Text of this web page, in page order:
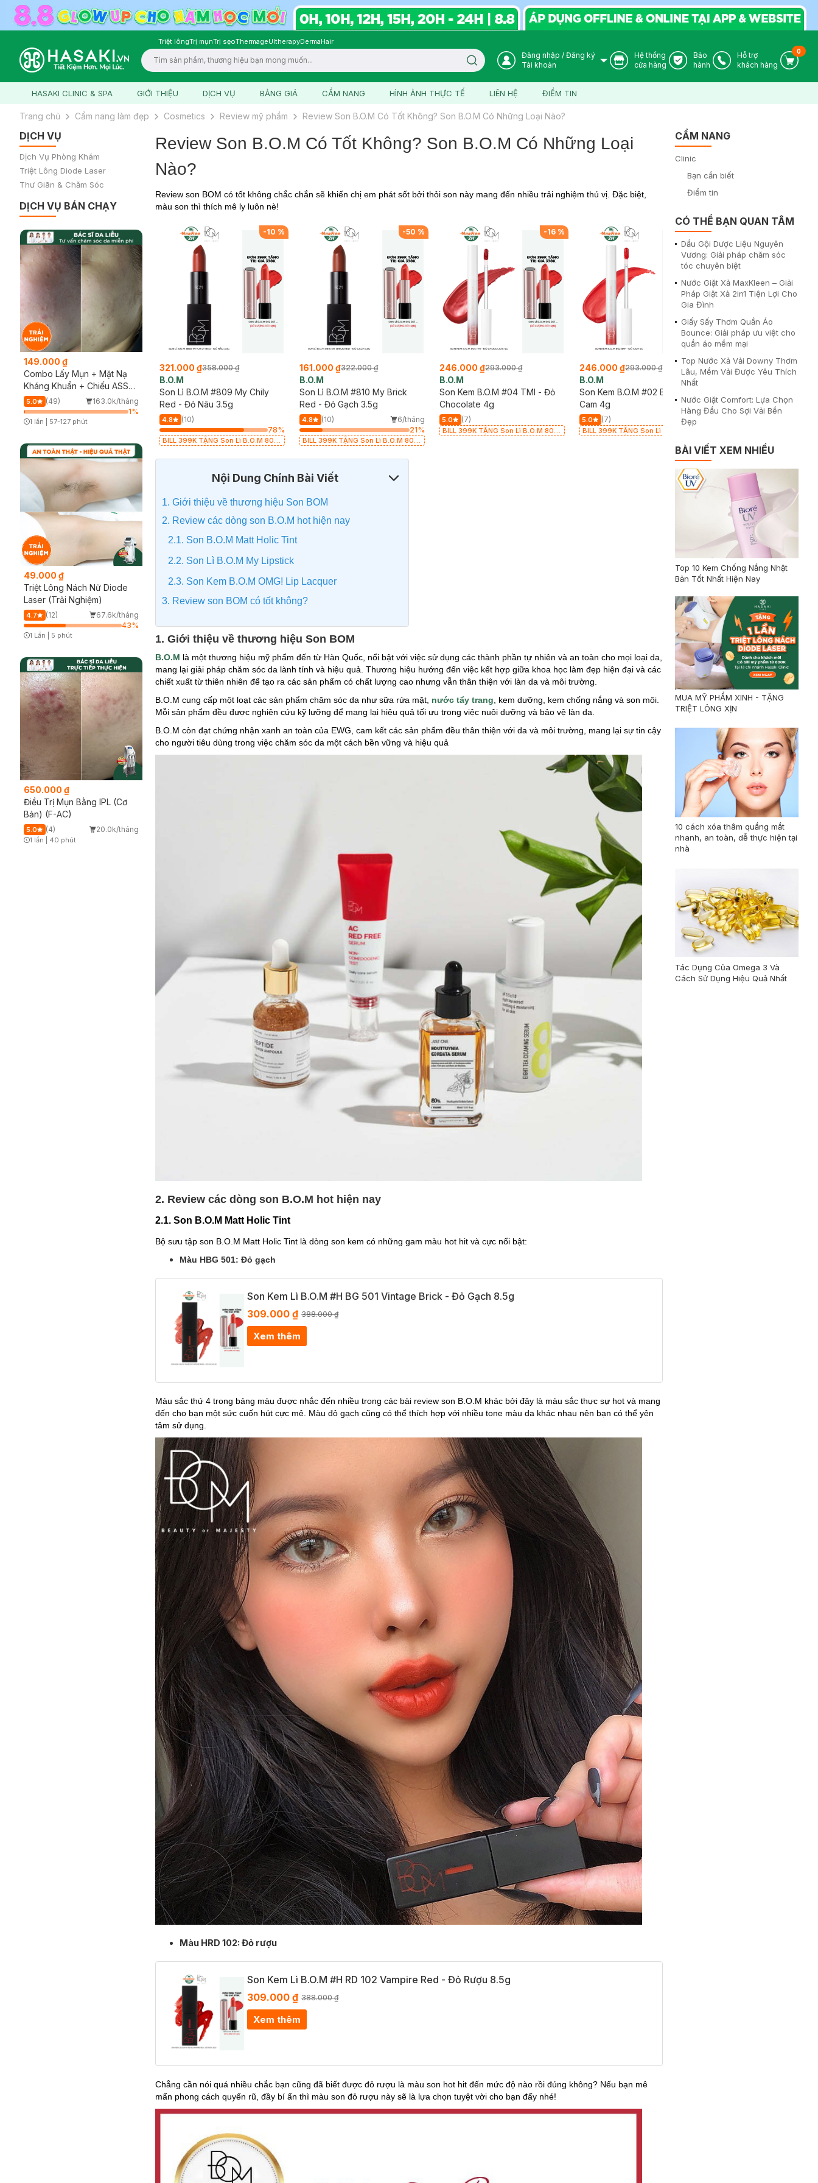
Triệt lôngTrị mụnTrị sẹoThermageUltherapyDermaHair
Logo
Search icon User Icon
Đăng nhập / Đăng ký
Tài khoản
Store Icon
Hệ thống
cửa hàng
Warranty Icon
Bảo
hành
Phone Icon
Hỗ trợ
khách hàng
Cart
0
HASAKI CLINIC & SPA GIỚI THIỆU DỊCH VỤ BẢNG GIÁ CẨM NANG HÌNH ẢNH THỰC TẾ LIÊN HỆ ĐIỂM TIN
Trang chủ Cẩm nang làm đẹp Cosmetics Review mỹ phẩm Review Son B.O.M Có Tốt Không? Son B.O.M Có Những Loại Nào?
DỊCH VỤ
Dịch Vụ Phòng Khám
Triệt Lông Diode Laser
Thư Giãn & Chăm Sóc
DỊCH VỤ BÁN CHẠY
149.000 ₫
Combo Lấy Mụn + Mặt Nạ
Kháng Khuẩn + Chiếu ASSH
(Trải nghiệm)
5.0 (49)
163.0k/tháng
1%
1 lần 57-127 phút
49.000 ₫
Triệt Lông Nách Nữ Diode
Laser (Trải Nghiệm)
4.7 (12)
67.6k/tháng
43%
1 Lần 5 phút
650.000 ₫
Điều Trị Mụn Bằng IPL (Cơ
Bản) (F-AC)
5.0 (4) 20.0k/tháng
Timer Gray Icon
1 lần 40 phút
Review Son B.O.M Có Tốt Không? Son B.O.M Có Những Loại
Nào?
Review son BOM có tốt không chắc chắn sẽ khiến chị em phát sốt bởi thỏi son này mang đến nhiều trải nghiệm thú vị. Đặc biệt,
màu son thì thích mê ly luôn nè!
-20%
309.000 ₫388.000 ₫
B.O.M
Son Kem Lì B.O.M #H RD 102
Vampire Red - Đỏ Rượu 8.5g
4.9
(14)
Đỏ Cherry 3.3g trị giá 378K (SL có
hạn)
-10 %
321.000 ₫358.000 ₫
B.O.M
Son Lì B.O.M #809 My Chily
Red - Đỏ Nâu 3.5g
4.8
(10)
78%
BILL 399K TẶNG Son Lì B.O.M 802
hạn)
-50 %
161.000 ₫322.000 ₫
B.O.M
Son Lì B.O.M #810 My Brick
Red - Đỏ Gạch 3.5g
4.8 (10)
6/tháng
21%
BILL 399K TẶNG Son Lì B.O.M 802
hạn)
-16 %
246.000 ₫293.000 ₫
B.O.M
Son Kem B.O.M #04 TMI - Đỏ
Chocolate 4g
5.0 (7)
BILL 399K TẶNG Son Lì B.O.M 802
-16%
246.000 ₫293.000 ₫
B.O.M
Son Kem B.O.M #02 BFF - Đỏ
Cam 4g
5.0 (7)
BILL 399K TẶNG Son Lì B.O.M 802
Nội Dung Chính Bài Viết
1. Giới thiệu về thương hiệu Son BOM
2. Review các dòng son B.O.M hot hiện nay
2.1. Son B.O.M Matt Holic Tint
2.2. Son Lì B.O.M My Lipstick
2.3. Son Kem B.O.M OMG! Lip Lacquer
3. Review son BOM có tốt không?
1. Giới thiệu về thương hiệu Son BOM
B.O.M là một thương hiệu mỹ phẩm đến từ Hàn Quốc, nổi bật với việc sử dụng các thành phần tự nhiên và an toàn cho mọi loại da,
mang lại giải pháp chăm sóc da lành tính và hiệu quả. Thương hiệu hướng đến việc kết hợp giữa khoa học làm đẹp hiện đại và các
chiết xuất từ thiên nhiên để tạo ra các sản phẩm có chất lượng cao nhưng vẫn thân thiện với làn da và môi trường.
B.O.M cung cấp một loạt các sản phẩm chăm sóc da như sữa rửa mặt, nước tẩy trang , kem dưỡng, kem chống nắng và son môi.
Mỗi sản phẩm đều được nghiên cứu kỹ lưỡng để mang lại hiệu quả tối ưu trong việc nuôi dưỡng và bảo vệ làn da.
B.O.M còn đạt chứng nhận xanh an toàn của EWG, cam kết các sản phẩm đều thân thiện với da và môi trường, mang lại sự tin cậy
cho người tiêu dùng trong việc chăm sóc da một cách bền vững và hiệu quả
2. Review các dòng son B.O.M hot hiện nay
2.1.Son B.O.M Matt Holic Tint
Bộ sưu tập son B.O.M Matt Holic Tint là dòng son kem có những gam màu hot hit và cực nổi bật:
Màu HBG 501: Đỏ gạch
Son Kem Lì B.O.M #H BG 501 Vintage Brick - Đỏ Gạch 8.5g
309.000 ₫ 388.000 ₫
Xem thêm
Màu sắc thứ 4 trong bảng màu được nhắc đến nhiều trong các bài review son B.O.M khác bởi đây là màu sắc thực sự hot và mang
đến cho bạn một sức cuốn hút cực mê. Màu đỏ gạch cũng có thể thích hợp với nhiều tone màu da khác nhau nên bạn có thể yên
tâm sử dụng.
Màu HRD 102: Đỏ rượu
Son Kem Lì B.O.M #H RD 102 Vampire Red - Đỏ Rượu 8.5g
309.000 ₫ 388.000 ₫
Xem thêm
Chẳng cần nói quá nhiều chắc bạn cũng đã biết được đỏ rượu là màu son hot hit đến mức độ nào rồi đúng không? Nếu bạn mê
mẩn phong cách quyến rũ, đầy bí ẩn thì màu son đỏ rượu này sẽ là lựa chọn tuyệt vời cho bạn đấy nhé!
CẨM NANG
Clinic
Bạn cần biết
Điểm tin
CÓ THỂ BẠN QUAN TÂM
Dầu Gội Dược Liệu Nguyên
Vương: Giải pháp chăm sóc
tóc chuyên biệt
Nước Giặt Xả MaxKleen – Giải
Pháp Giặt Xả 2in1 Tiện Lợi Cho
Gia Đình
Giấy Sấy Thơm Quần Áo
Bounce: Giải pháp ưu việt cho
quần áo mềm mại
Top Nước Xả Vải Downy Thơm
Lâu, Mềm Vải Được Yêu Thích
Nhất
Nước Giặt Comfort: Lựa Chọn
Hàng Đầu Cho Sợi Vải Bền
Đẹp
BÀI VIẾT XEM NHIỀU
Top 10 Kem Chống Nắng Nhật
Bản Tốt Nhất Hiện Nay
MUA MỸ PHẨM XINH - TẶNG
TRIỆT LÔNG XỊN
10 cách xóa thâm quầng mắt
nhanh, an toàn, dễ thực hiện tại
nhà
Tác Dụng Của Omega 3 Và
Cách Sử Dụng Hiệu Quả Nhất